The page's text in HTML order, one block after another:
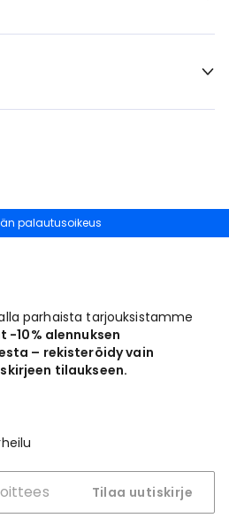
palautusoikeus
parhaista tarjouksistamme
-10% alennuksen
– rekisteröidy vain
tilaukseen.
Tilaa uutiskirje